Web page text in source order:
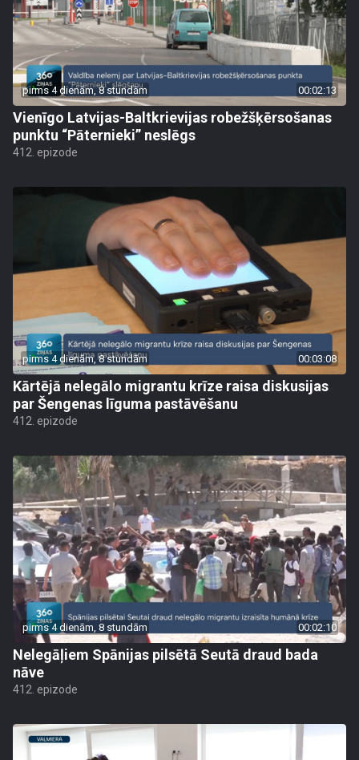
pirms 4 dienām, 8 stundām 00:02:13
Vienīgo Latvijas-Baltkrievijas robežšķērsošanas
punktu “Pāternieki” neslēgs
412. epizode
pirms 4 dienām, 8 stundām 00:03:08
Kārtējā nelegālo migrantu krīze raisa diskusijas
par Šengenas līguma pastāvēšanu
412. epizode
pirms 4 dienām, 8 stundām 00:02:10
Nelegāļiem Spānijas pilsētā Seutā draud bada
nāve
412. epizode